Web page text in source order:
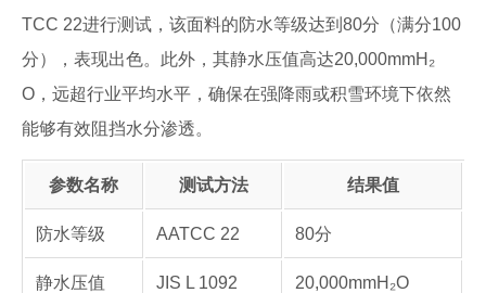
TCC 22进行测试，该面料的防水等级达到80分（满分100
分），表现出色。此外，其静水压值高达20,000mmH₂
O，远超行业平均水平，确保在强降雨或积雪环境下依然
能够有效阻挡水分渗透。
参数名称 测试方法 结果值
防水等级 AATCC 22 80分
静水压值 JIS L 1092 20,000mmH₂O